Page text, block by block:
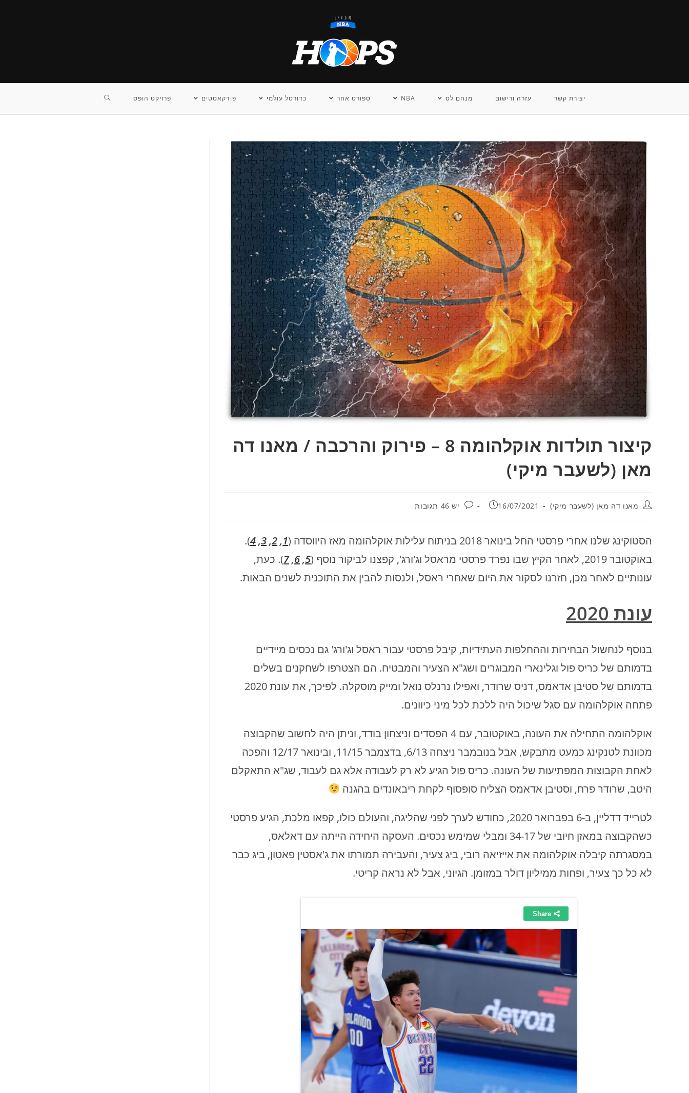
יצירת קשר עזרה ורישום מנחם לס NBA ספורט אחר כדורסל עולמי פודקאסטים פרויקט הופס TOGGLE
קיצור תולדות אוקלהומה 8 – פירוק והרכבה / מאנו דה
מאן (לשעבר מיקי)
מחבר:
מאנו דה מאן (לשעבר מיקי) פורסם:
16/07/2021 תגובות:
יש 46 תגובות
הסטוקינג שלנו אחרי פרסטי החל בינואר 2018 בניתוח עלילות אוקלהומה מאז היווסדה ( 1
,
2
,
3
,
4
).
באוקטובר 2019, לאחר הקיץ שבו נפרד פרסטי מראסל וג'ורג', קפצנו לביקור נוסף (
5
,
6
,
7). כעת,
עונותיים לאחר מכן, חזרנו לסקור את היום שאחרי ראסל, ולנסות להבין את התוכנית לשנים הבאות.
עונת 2020
בנוסף לנחשול הבחירות וההחלפות העתידיות, קיבל פרסטי עבור ראסל וג'ורג' גם נכסים מיידיים
בדמותם של כריס פול וגלינארי המבוגרים ושג"א הצעיר והמבטיח. הם הצטרפו לשחקנים בשלים
בדמותם של סטיבן אדאמס, דניס שרודר, ואפילו נרנלס נואל ומייק מוסקלה. לפיכך, את עונת 2020
פתחה אוקלהומה עם סגל שיכול היה ללכת לכל מיני כיוונים.
אוקלהומה התחילה את העונה, באוקטובר, עם 4 הפסדים וניצחון בודד, וניתן היה לחשוב שהקבוצה
מכוונת לטנקינג כמעט מתבקש, אבל בנובמבר ניצחה 6/13, בדצמבר 11/15, ובינואר 12/17 והפכה
לאחת הקבוצות המפתיעות של העונה. כריס פול הגיע לא רק לעבודה אלא גם לעבוד, שג"א התאקלם
היטב, שרודר פרח, וסטיבן אדאמס הצליח סופסוף לקחת ריבאונדים בהגנה
לטרייד דדליין, ב-6 בפברואר 2020, כחודש לערך לפני שהליגה, והעולם כולו, קפאו מלכת, הגיע פרסטי
כשהקבוצה במאזן חיובי של 34-17 ומבלי שמימש נכסים. העסקה היחידה הייתה עם דאלאס,
במסגרתה קיבלה אוקלהומה את אייזיאה רובי, ביג צעיר, והעבירה תמורתו את ג'אסטין פאטון, ביג כבר
לא כל כך צעיר, ופחות ממיליון דולר במזומן. הגיוני, אבל לא נראה קריטי.